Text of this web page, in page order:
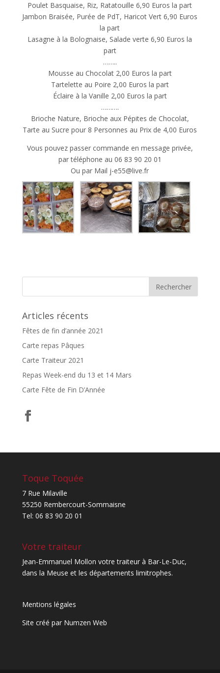
Poulet Basquaise, Riz, Ratatouille 6,90 Euros la part
Jambon Braisée, Purée de PdT, Haricot Vert 6,90 Euros
la part
Lasagne à la Bolognaise, Salade verte 6,90 Euros la
part
……..
Mousse au Chocolat 2,00 Euros la part
Tartelette au Poire 2,00 Euros la part
Éclaire à la Vanille 2,00 Euros la part
……….
Brioche Nature, Brioche aux Pépites de Chocolat,
Tarte au Sucre pour 8 Personnes au Prix de 4,00 Euros
Vous pouvez passer commande en message privée,
par téléphone au 06 83 90 20 01
Ou par Mail j-e55@live.fr
Articles récents
Fêtes de fin d’année 2021
Carte repas Pâques
Carte Traiteur 2021
Repas Week-end du 13 et 14 Mars
Carte Fête de Fin D’Année
Toque Toquée
7 Rue Milaville
55250 Rembercourt-Sommaisne
Tel: 06 83 90 20 01
Votre traiteur
Jean-Emmanuel Mollon votre traiteur à Bar-Le-Duc,
dans la Meuse et les départements limitrophes.
Mentions légales
Site créé par Numzen Web